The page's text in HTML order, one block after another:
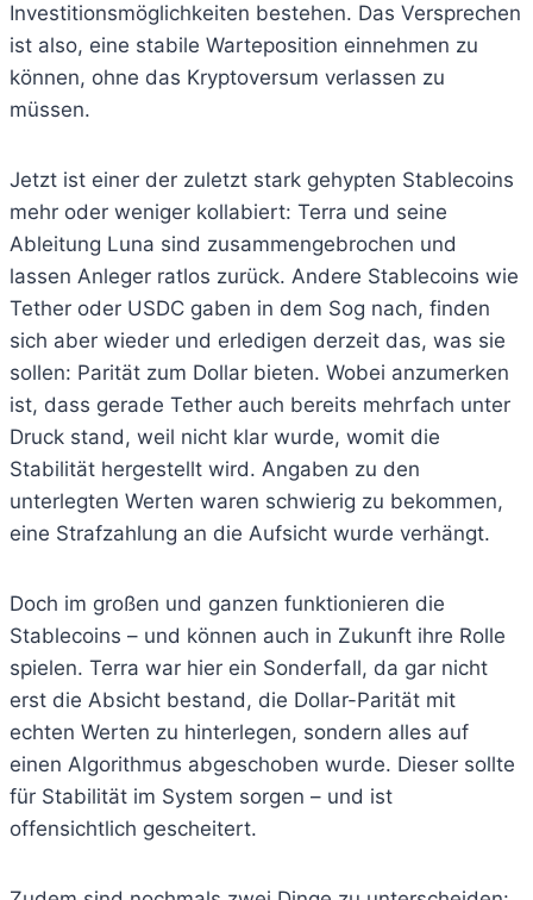
Investitionsmöglichkeiten bestehen. Das Versprechen
ist also, eine stabile Warteposition einnehmen zu
können, ohne das Kryptoversum verlassen zu
müssen.
Jetzt ist einer der zuletzt stark gehypten Stablecoins
mehr oder weniger kollabiert: Terra und seine
Ableitung Luna sind zusammengebrochen und
lassen Anleger ratlos zurück. Andere Stablecoins wie
Tether oder USDC gaben in dem Sog nach, finden
sich aber wieder und erledigen derzeit das, was sie
sollen: Parität zum Dollar bieten. Wobei anzumerken
ist, dass gerade Tether auch bereits mehrfach unter
Druck stand, weil nicht klar wurde, womit die
Stabilität hergestellt wird. Angaben zu den
unterlegten Werten waren schwierig zu bekommen,
eine Strafzahlung an die Aufsicht wurde verhängt.
Doch im großen und ganzen funktionieren die
Stablecoins – und können auch in Zukunft ihre Rolle
spielen. Terra war hier ein Sonderfall, da gar nicht
erst die Absicht bestand, die Dollar-Parität mit
echten Werten zu hinterlegen, sondern alles auf
einen Algorithmus abgeschoben wurde. Dieser sollte
für Stabilität im System sorgen – und ist
offensichtlich gescheitert.